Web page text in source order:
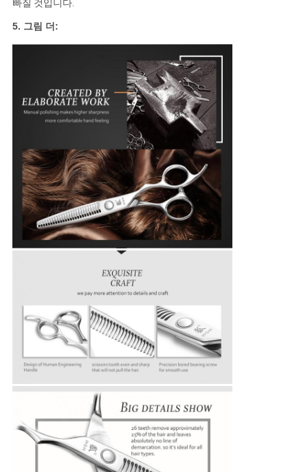
빠질 것입니다.
5. 그림 더: